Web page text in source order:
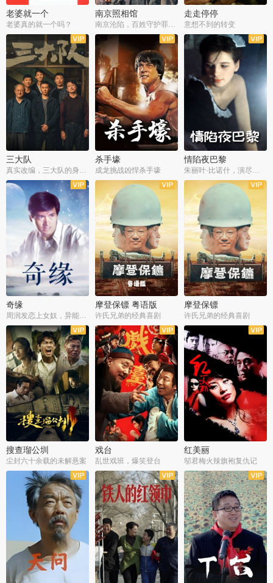
老婆就一个
老婆真的就一个吗？
南京照相馆
南京沦陷，百姓守护罪证底片
走走停停
意想不到的转变
三大队 杀手壕
成龙挑战凶悍杀手壕
情陷夜巴黎
奇缘
周润发恋上女奴，异能护体战邪派
摩登保镖 粤语版
许氏兄弟的经典喜剧
摩登保镖
许氏兄弟的经典喜剧
搜查瑠公圳
尘封六十余载的未解悬案
戏台
乱世戏班，爆笑登台
红美丽
邬君梅火辣旗袍复仇记